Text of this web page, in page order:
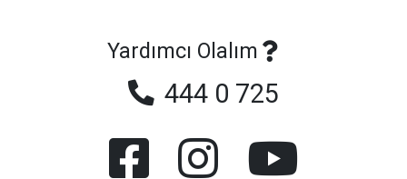
Yardımcı Olalım
444 0 725